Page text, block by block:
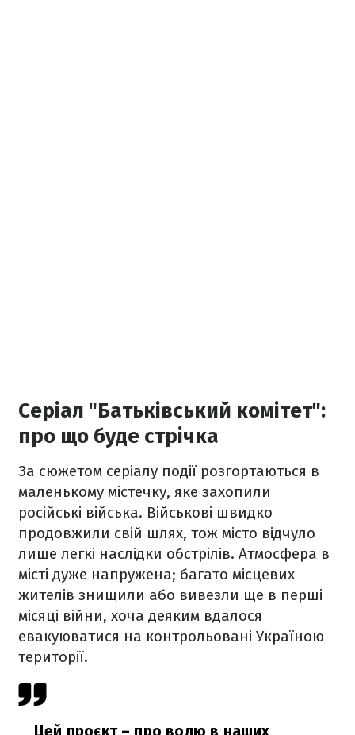
Серіал "Батьківський комітет":
про що буде стрічка
За сюжетом серіалу події розгортаються в
маленькому містечку, яке захопили
російські війська. Військові швидко
продовжили свій шлях, тож місто відчуло
лише легкі наслідки обстрілів. Атмосфера в
місті дуже напружена; багато місцевих
жителів знищили або вивезли ще в перші
місяці війни, хоча деяким вдалося
евакуюватися на контрольовані Україною
території.